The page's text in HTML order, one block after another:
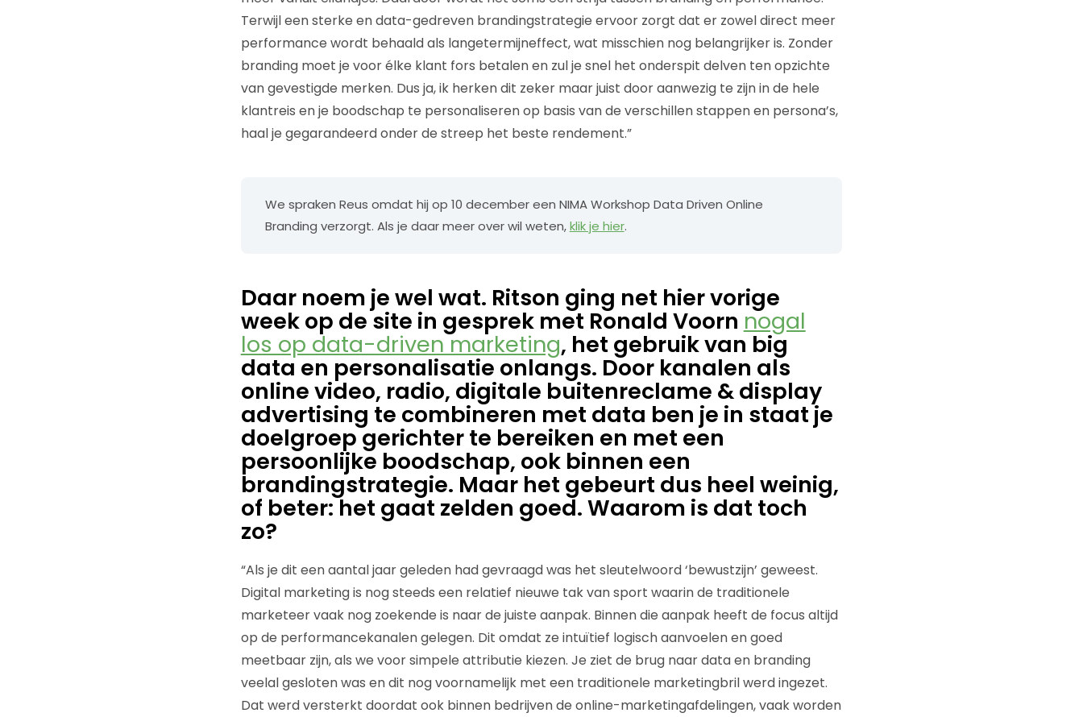
Terwijl een sterke en data-gedreven brandingstrategie ervoor zorgt dat er zowel direct meer
performance wordt behaald als langetermijneffect, wat misschien nog belangrijker is. Zonder
branding moet je voor élke klant fors betalen en zul je snel het onderspit delven ten opzichte
van gevestigde merken. Dus ja, ik herken dit zeker maar juist door aanwezig te zijn in de hele
klantreis en je boodschap te personaliseren op basis van de verschillen stappen en persona’s,
haal je gegarandeerd onder de streep het beste rendement.”
We spraken Reus omdat hij op 10 december een NIMA Workshop Data Driven Online
Branding verzorgt. Als je daar meer over wil weten,klik je hier.
Daar noem je wel wat. Ritson ging net hier vorige
week op de site in gesprek met Ronald Voorn nogal
los op data-driven marketing, het gebruik van big
data en personalisatie onlangs. Door kanalen als
online video, radio, digitale buitenreclame & display
advertising te combineren met data ben je in staat je
doelgroep gerichter te bereiken en met een
persoonlijke boodschap, ook binnen een
brandingstrategie. Maar het gebeurt dus heel weinig,
of beter: het gaat zelden goed. Waarom is dat toch
zo?
“Als je dit een aantal jaar geleden had gevraagd was het sleutelwoord ‘bewustzijn’ geweest.
Digital marketing is nog steeds een relatief nieuwe tak van sport waarin de traditionele
marketeer vaak nog zoekende is naar de juiste aanpak. Binnen die aanpak heeft de focus altijd
op de performancekanalen gelegen. Dit omdat ze intuïtief logisch aanvoelen en goed
meetbaar zijn, als we voor simpele attributie kiezen. Je ziet de brug naar data en branding
veelal gesloten was en dit nog voornamelijk met een traditionele marketingbril werd ingezet.
Dat werd versterkt doordat ook binnen bedrijven de online-marketingafdelingen, vaak worden